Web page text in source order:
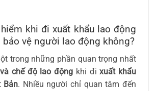
khi đi xuất khẩu lao động
bảo vệ người lao động không?
trong những phần quan trọng nhất
chế độ lao động khi đixuất khẩu
Bản. Nhiều người chỉ quan tâm đến